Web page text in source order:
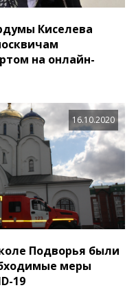
Киселева
на онлайн-
16.10.2020
Подворья были
меры
19